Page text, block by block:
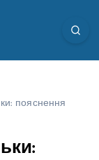
пояснення